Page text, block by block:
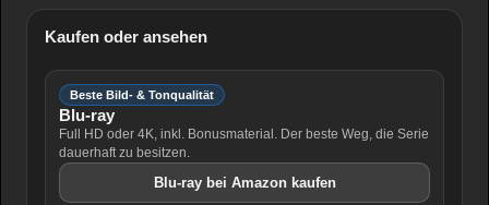
Kaufen oder ansehen
Beste Bild- & Tonqualität
Blu-ray
Full HD oder 4K, inkl. Bonusmaterial. Der beste Weg, die Serie
dauerhaft zu besitzen.
Blu-ray bei Amazon kaufen